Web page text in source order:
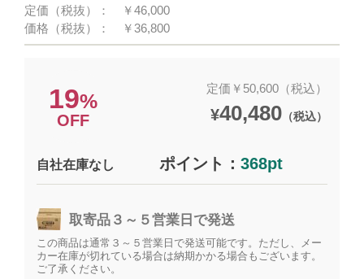
定価（税抜）：
￥46,000
価格（税抜）：
￥36,800
19%
OFF
定価￥50,600（税込）
¥40,480（税込）
自社在庫なし ポイント： 368pt
取寄品３～５営業日で発送
この商品は通常３～５営業日で発送可能です。ただし、メー
カー在庫が切れている場合は納期かかる場合もございます。
ご了承ください。